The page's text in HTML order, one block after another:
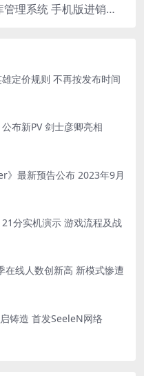
PHP进销存源码ERP多仓库管理系统 手机版进销存 php网络版进销存小程序
雄定价规则 不再按发布时间
布新PV 剑士彦卿亮相
》最新预告公布 2023年9月
21分实机演示 游戏流程及战
在线人数创新高 新模式惨遭
铸造 首发SeeleN网络